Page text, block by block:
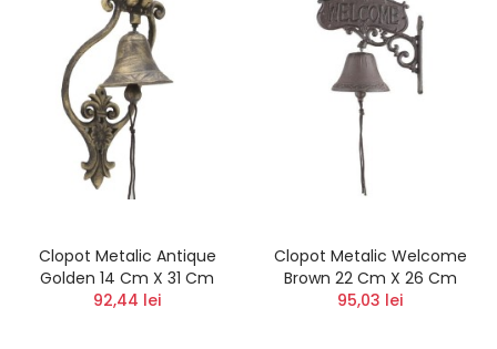
Clopot Metalic Antique
Golden 14 Cm X 31 Cm
92,44 lei
Clopot Metalic Welcome
Brown 22 Cm X 26 Cm
95,03 lei